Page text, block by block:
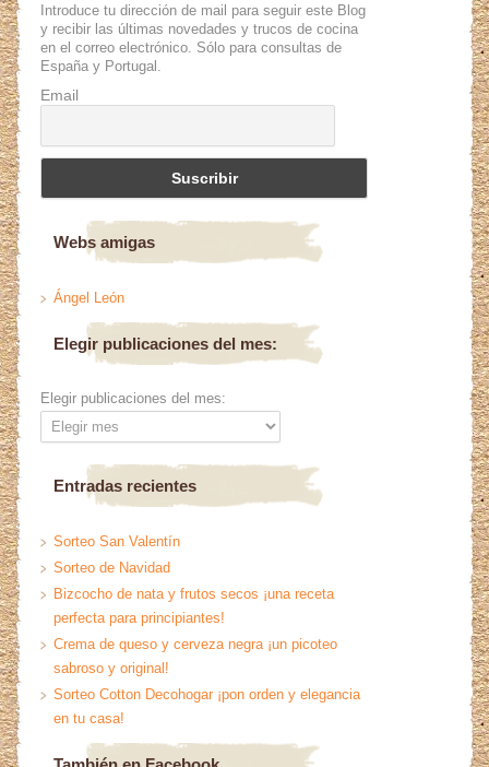
Introduce tu dirección de mail para seguir este Blog
y recibir las últimas novedades y trucos de cocina
en el correo electrónico. Sólo para consultas de
España y Portugal.
Email
Webs amigas
Ángel León
Elegir publicaciones del mes:
Elegir publicaciones del mes:
Entradas recientes
Sorteo San Valentín
Sorteo de Navidad
Bizcocho de nata y frutos secos ¡una receta
perfecta para principiantes!
Crema de queso y cerveza negra ¡un picoteo
sabroso y original!
Sorteo Cotton Decohogar ¡pon orden y elegancia
en tu casa!